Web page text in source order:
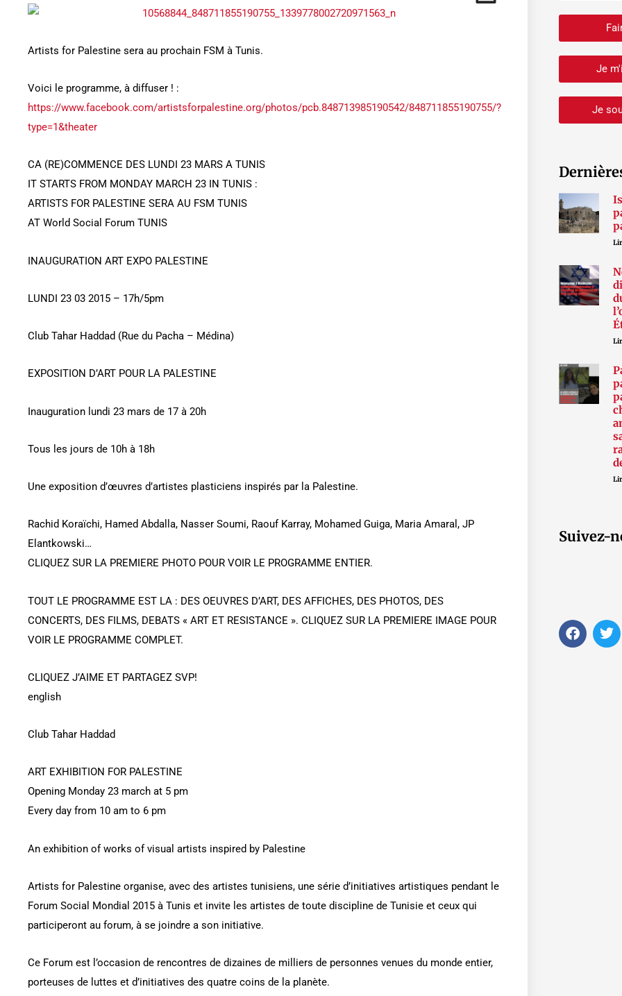
Artists for Palestine sera au prochain FSM à Tunis.
Voici le programme, à diffuser ! :
https://www.facebook.com/artistsforpalestine.org/photos/pcb.848713985190542/848711855190755/?
type=1&theater
CA (RE)COMMENCE DES LUNDI 23 MARS A TUNIS
IT STARTS FROM MONDAY MARCH 23 IN TUNIS :
ARTISTS FOR PALESTINE SERA AU FSM TUNIS
AT World Social Forum TUNIS
INAUGURATION ART EXPO PALESTINE
LUNDI 23 03 2015 – 17h/5pm
Club Tahar Haddad (Rue du Pacha – Médina)
EXPOSITION D’ART POUR LA PALESTINE
Inauguration lundi 23 mars de 17 à 20h
Tous les jours de 10h à 18h
Une exposition d’œuvres d’artistes plasticiens inspirés par la Palestine.
Rachid Koraïchi, Hamed Abdalla, Nasser Soumi, Raouf Karray, Mohamed Guiga, Maria Amaral, JP
Elantkowski…
CLIQUEZ SUR LA PREMIERE PHOTO POUR VOIR LE PROGRAMME ENTIER.
TOUT LE PROGRAMME EST LA : DES OEUVRES D’ART, DES AFFICHES, DES PHOTOS, DES
CONCERTS, DES FILMS, DEBATS « ART ET RESISTANCE ». CLIQUEZ SUR LA PREMIERE IMAGE POUR
VOIR LE PROGRAMME COMPLET.
CLIQUEZ J’AIME ET PARTAGEZ SVP!
english
Club Tahar Haddad
ART EXHIBITION FOR PALESTINE
Opening Monday 23 march at 5 pm
Every day from 10 am to 6 pm
An exhibition of works of visual artists inspired by Palestine
Artists for Palestine organise, avec des artistes tunisiens, une série d’initiatives artistiques pendant le
Forum Social Mondial 2015 à Tunis et invite les artistes de toute discipline de Tunisie et ceux qui
participeront au forum, à se joindre a son initiative.
Ce Forum est l’occasion de rencontres de dizaines de milliers de personnes venues du monde entier,
porteuses de luttes et d’initiatives des quatre coins de la planète.
Je
Je
Suivez-
F
a
T
w